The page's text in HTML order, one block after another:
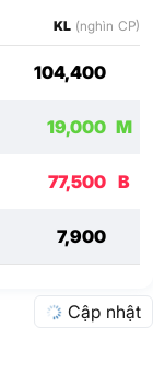
KL (nghìn CP)
104,400
19,000 M
77,500 B
7,900
Cập nhật